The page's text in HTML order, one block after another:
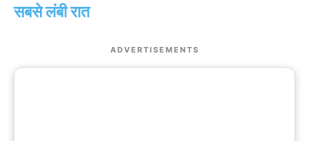
सबसे लंबी रात
ADVERTISEMENTS